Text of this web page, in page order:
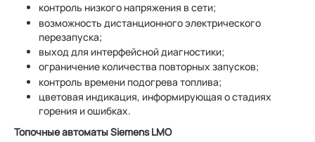
контроль низкого напряжения в сети;
возможность дистанционного электрического
перезапуска;
выход для интерфейсной диагностики;
ограничение количества повторных запусков;
контроль времени подогрева топлива;
цветовая индикация, информирующая о стадиях
горения и ошибках.
Топочные автоматы Siemens LMO